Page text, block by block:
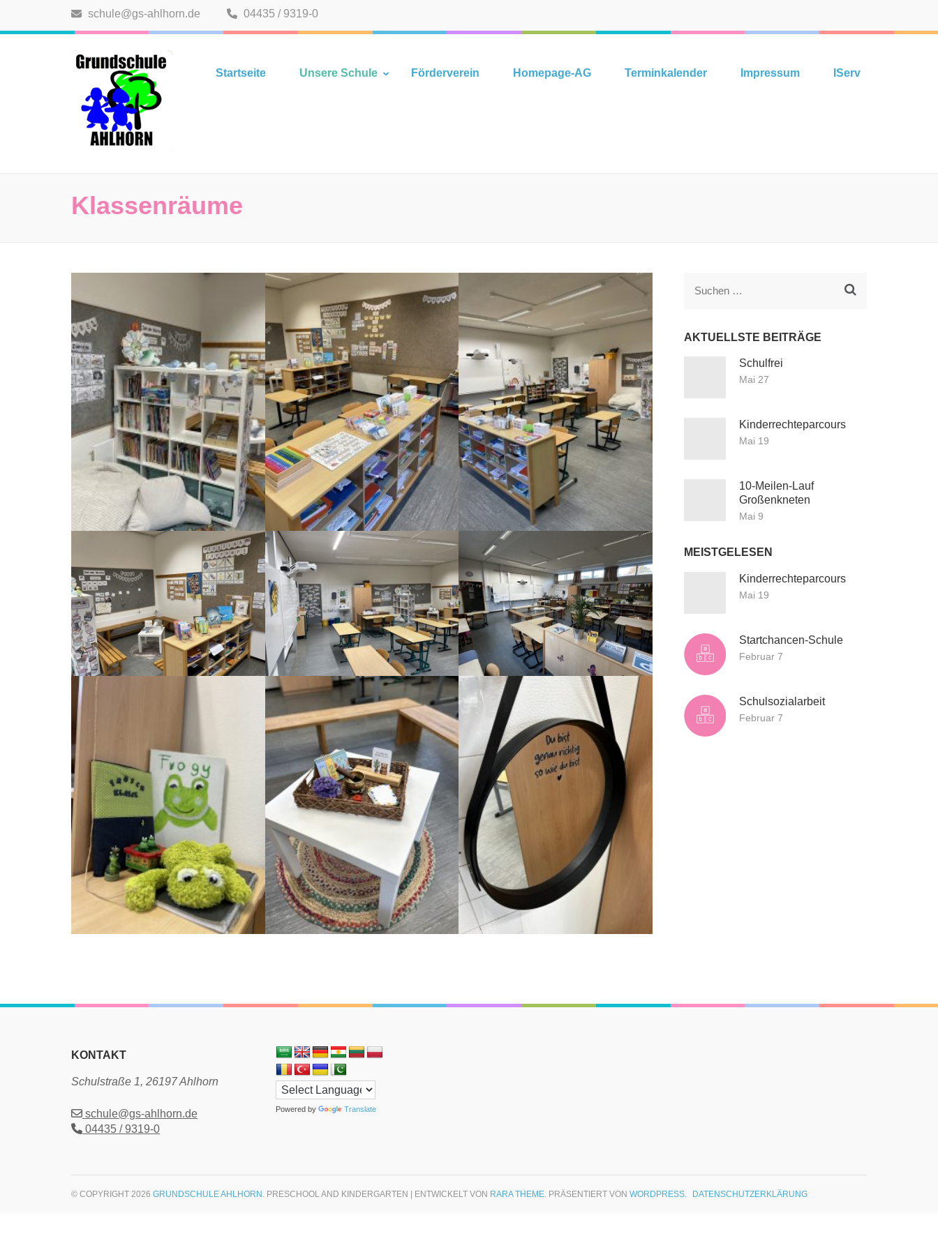
(Eingabetaste
schule@gs-ahlhorn.de 04435 / 9319-0
Grundschule Ahlhorn
Startseite Unsere Schule Förderverein Homepage-AG Terminkalender Impressum IServ
Klassenräume
Suchen
AKTUELLSTE BEITRÄGE
Schulfrei
Mai 27
Kinderrechteparcours
Mai 19
10-Meilen-Lauf
Großenkneten
Mai 9
MEISTGELESEN
Kinderrechteparcours
Mai 19
Startchancen-Schule
Februar 7
Schulsozialarbeit
Februar 7
KONTAKT
Schulstraße 1, 26197 Ahlhorn
schule@gs-ahlhorn.de
04435 / 9319-0
Powered by Translate
© COPYRIGHT 2026 GRUNDSCHULE AHLHORN . PRESCHOOL AND KINDERGARTEN | ENTWICKELT VON RARA THEME. PRÄSENTIERT VON WORDPRESS. DATENSCHUTZERKLÄRUNG